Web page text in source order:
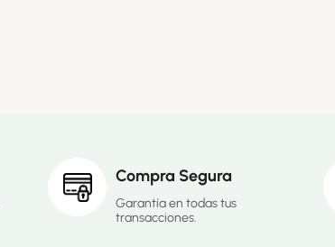
Compra Segura
Garantía en todas tus
transacciones.